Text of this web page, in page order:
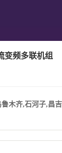
变频多联机组
木齐,石河子,昌